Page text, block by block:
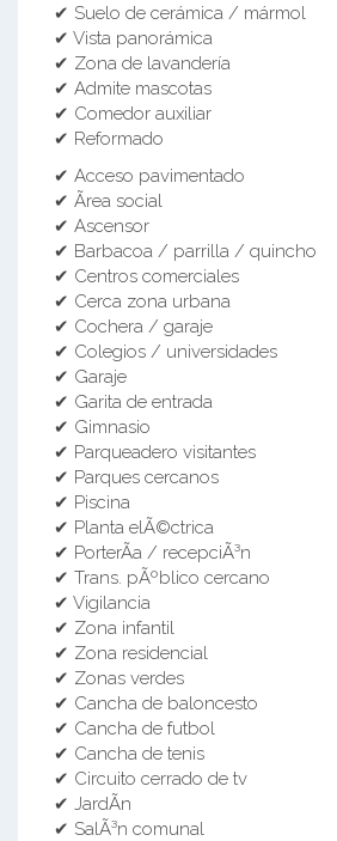
✔ Suelo de cerámica / mármol
✔ Vista panorámica
✔ Zona de lavandería
✔ Admite mascotas
✔ Comedor auxiliar
✔ Reformado
✔ Acceso pavimentado
✔ Ãrea social
✔ Ascensor
✔ Barbacoa / parrilla / quincho
✔ Centros comerciales
✔ Cerca zona urbana
✔ Cochera / garaje
✔ Colegios / universidades
✔ Garaje
✔ Garita de entrada
✔ Gimnasio
✔ Parqueadero visitantes
✔ Parques cercanos
✔ Piscina
✔ Planta elÃ©ctrica
✔ PorterÃ­a / recepciÃ³n
✔ Trans. pÃºblico cercano
✔ Vigilancia
✔ Zona infantil
✔ Zona residencial
✔ Zonas verdes
✔ Cancha de baloncesto
✔ Cancha de futbol
✔ Cancha de tenis
✔ Circuito cerrado de tv
✔ JardÃ­n
✔ SalÃ³n comunal